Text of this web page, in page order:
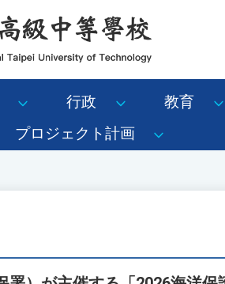
行政 教育
プロジェクト計画